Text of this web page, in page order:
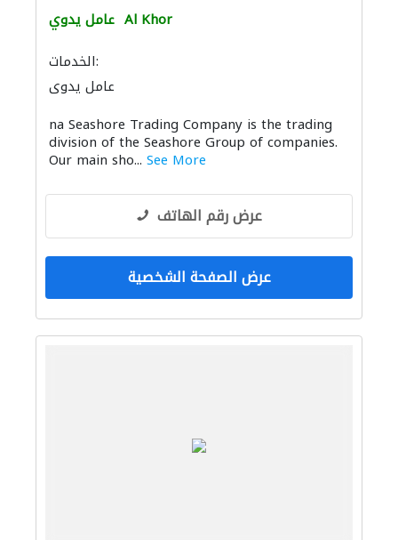
عامل يدوي Al Khor
الخدمات:
عامل يدوي
na Seashore Trading Company is the trading
division of the Seashore Group of companies.
Our main sho... See More
عرض رقم الهاتف
عرض الصفحة الشخصية